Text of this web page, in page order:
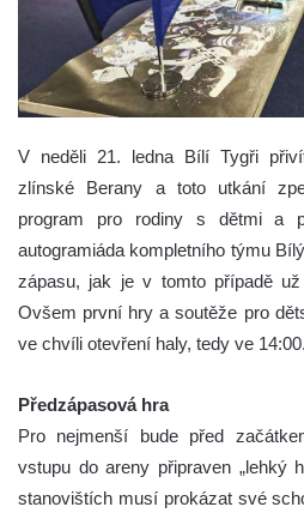
V neděli 21. ledna Bílí Tygři
zlínské Berany a toto utkání
program pro rodiny s dětmi a
autogramiáda kompletního týmu
zápasu, jak je v tomto případě
Ovšem první hry a soutěže pro
ve chvíli otevření haly, tedy ve 14:00.
Předzápasová hra
Pro nejmenší bude před
vstupu do areny připraven „lehký
stanovištích musí prokázat své